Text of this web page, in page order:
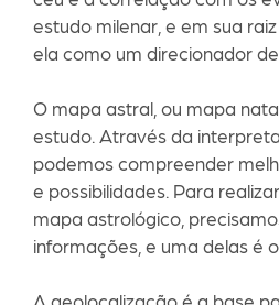
estudo milenar, e em sua
ela como um direcionador
O mapa astral, ou mapa
estudo. Através da
podemos compreender
e possibilidades. Para
mapa astrológico,
informações, e uma delas é